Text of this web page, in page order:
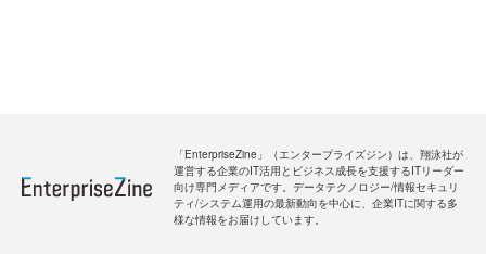
「EnterpriseZine」（エンタープライズジン）は、翔泳社が
運営する企業のIT活用とビジネス成長を支援するITリーダー
向け専門メディアです。データテクノロジー/情報セキュリ
ティ/システム運用の最新動向を中心に、企業ITに関する多
様な情報をお届けしています。